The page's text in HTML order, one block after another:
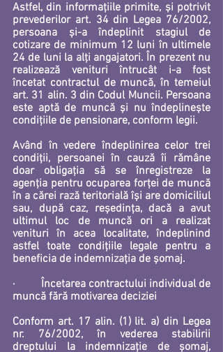
Astfel, din informațiile primite, și potrivit
prevederilor art. 34 din Legea 76/2002,
persoana și-a îndeplinit stagiul de
cotizare de minimum 12 luni în ultimele
24 de luni la alți angajatori. În prezent nu
realizează venituri întrucât i-a fost
încetat contractul de muncă, în temeiul
art. 31 alin. 3 din Codul Muncii. Persoana
este aptă de muncă și nu îndeplinește
condițiile de pensionare, conform legii.
Având în vedere îndeplinirea celor trei
condiții, persoanei în cauză îi rămâne
doar obligația să se înregistreze la
agenția pentru ocuparea forței de muncă
în a cărei rază teritorială își are domiciliul
sau, după caz, reședința, dacă a avut
ultimul loc de muncă ori a realizat
venituri în acea localitate, îndeplinind
astfel toate condițiile legale pentru a
beneficia de indemnizația de șomaj.
· Încetarea contractului individual de
muncă fără motivarea deciziei
Conform art. 17 alin. (1) lit. a) din Legea
nr. 76/2002, în vederea stabilirii